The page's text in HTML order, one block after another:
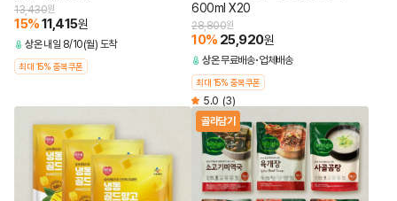
13,430원
15%11,415원
상온 내일 8/10(월) 도착
최대 15% 중복쿠폰
600ml X20
28,800원
10% 25,920원
상온무료배송 업체배송
최대 15% 중복쿠폰
5.0 (3)
골라담기